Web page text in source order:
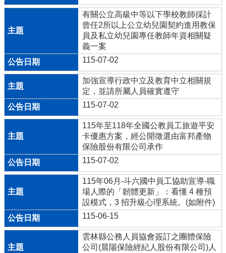
宇
教
平
台
正
常
教
學
自
我
核
表
學
扶
助
案
有關公立高級中等以下學校教師採計
曾任2所以上公立幼兒園契約進用教保
員及私立幼兒園專任教師年資相關疑
義一案
115-07-02
加強宣導行政中立及教育中立相關規
定，並請所屬人員確實遵守
115-07-02
115年至118年全國公教員工旅遊平安
卡優惠方案，經公開徵選由富邦產物
保險股份有限公司承作
115-07-02
115年06月-斗六國中員工協助宣導-職
場人際的「韌體更新」：看懂 4 種預
設模式，3 招升級心理系統。(如附件)
115-06-15
雲林縣公務人員協會簽訂之團體保險
公司(晨陽保險經紀人股份有限公司)人